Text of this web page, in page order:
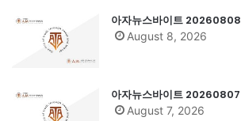
아자뉴스바이트 20260808
August 8, 2026
아자뉴스바이트 20260807
August 7, 2026